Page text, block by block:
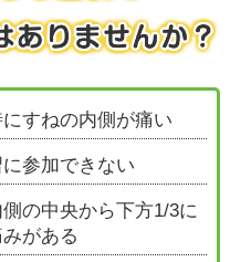
すねの内側が痛い
参加できない
の中央から下方1/3に
がある